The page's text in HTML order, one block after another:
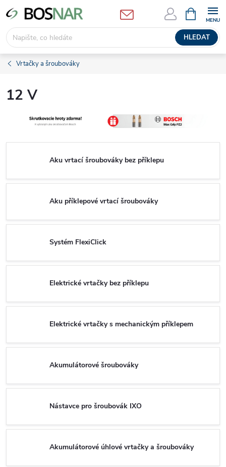
Přejít
na
obsah
HLEDAT
NÁKUPNÍ
KOŠÍK
Vrtačky a šroubováky
12 V
Aku vrtací šroubováky bez příklepu
Aku příklepové vrtací šroubováky
Systém FlexiClick
Elektrické vrtačky bez příklepu
Elektrické vrtačky s mechanickým příklepem
Akumulátorové šroubováky
Nástavce pro šroubovák IXO
Akumulátorové úhlové vrtačky a šroubováky